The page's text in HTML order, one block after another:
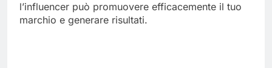
l’influencer può promuovere efficacemente il tuo
marchio e generare risultati.